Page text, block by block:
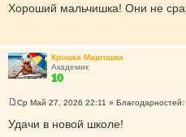
о
н
и
е
Хороший мальчишка! Они не
Крошка Маргошка
Академик
о
Ср Май 27, 2026 22:11 » Благодарностей:
Удачи в новой школе!